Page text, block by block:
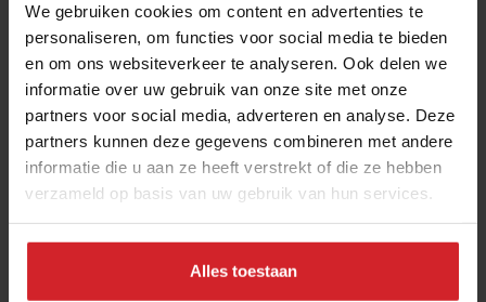
We gebruiken cookies om content en advertenties te
personaliseren, om functies voor social media te bieden
en om ons websiteverkeer te analyseren. Ook delen we
informatie over uw gebruik van onze site met onze
partners voor social media, adverteren en analyse. Deze
partners kunnen deze gegevens combineren met andere
informatie die u aan ze heeft verstrekt of die ze hebben
verzameld op basis van uw gebruik van hun services.
Alles toestaan
Hotels en fastfood
19 mei 2013| 1 min